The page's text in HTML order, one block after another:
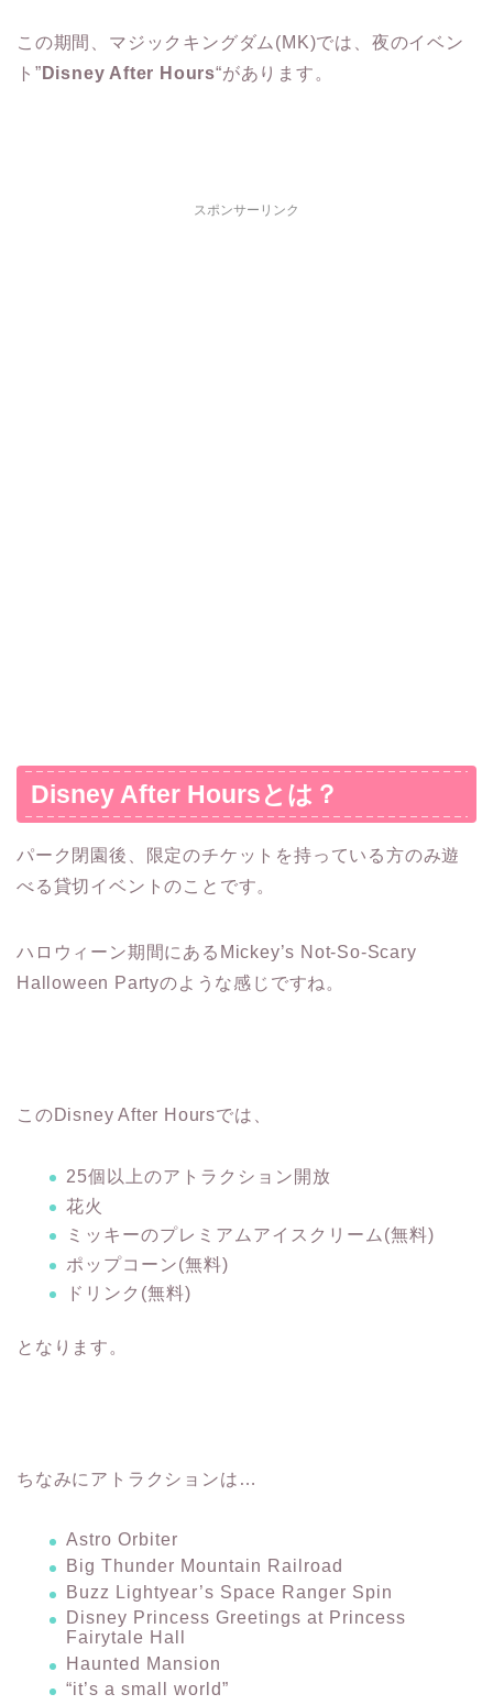
この期間、マジックキングダム(MK)では、夜のイベン
ト” Disney After Hours“があります。
スポンサーリンク
Disney After Hoursとは？
パーク閉園後、限定のチケットを持っている方のみ遊
べる貸切イベントのことです。
ハロウィーン期間にあるMickey’s Not-So-Scary
Halloween Partyのような感じですね。
このDisney After Hoursでは、
25個以上のアトラクション開放
花火
ミッキーのプレミアムアイスクリーム(無料)
ポップコーン(無料)
ドリンク(無料)
となります。
ちなみにアトラクションは…
Astro Orbiter
Big Thunder Mountain Railroad
Buzz Lightyear’s Space Ranger Spin
Disney Princess Greetings at Princess
Fairytale Hall
Haunted Mansion
“it’s a small world”